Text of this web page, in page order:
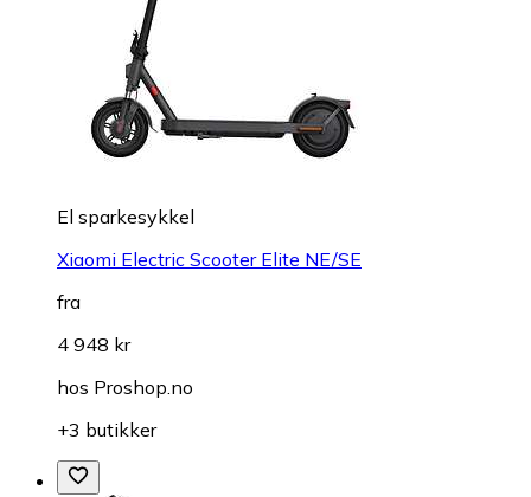
El sparkesykkel
Xiaomi Electric Scooter Elite NE/SE
fra
4 948 kr
hos Proshop.no
+3 butikker